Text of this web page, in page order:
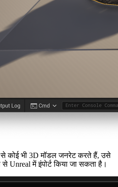
कोई भी 3D मॉडल जनरेट करते हैं, उसे
Unreal में इंपोर्ट किया जा सकता है।